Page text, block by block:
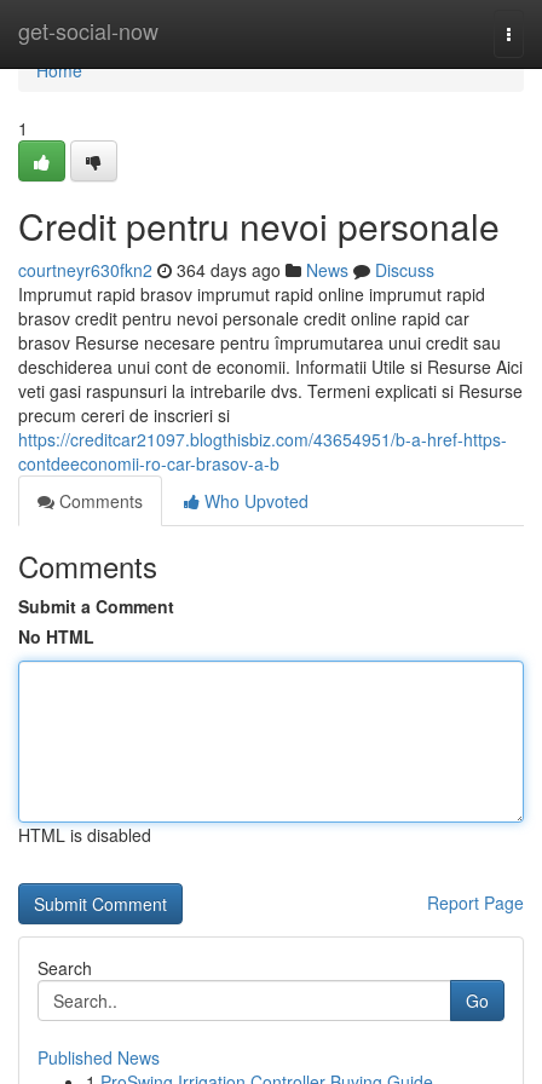
get-social-now
Home
Home
1
Credit pentru nevoi personale
courtneyr630fkn2 364 days ago News
Discuss
Imprumut rapid brasov imprumut rapid online imprumut rapid
brasov credit pentru nevoi personale credit online rapid car
brasov Resurse necesare pentru împrumutarea unui credit sau
deschiderea unui cont de economii. Informatii Utile si Resurse Aici
veti gasi raspunsuri la intrebarile dvs. Termeni explicati si Resurse
precum cereri de inscrieri si
https://creditcar21097.blogthisbiz.com/43654951/b-a-href-https-
contdeeconomii-ro-car-brasov-a-b
Comments
Who Upvoted
Comments
Submit a Comment
No HTML
HTML is disabled
Report Page
Search
Go
Published News